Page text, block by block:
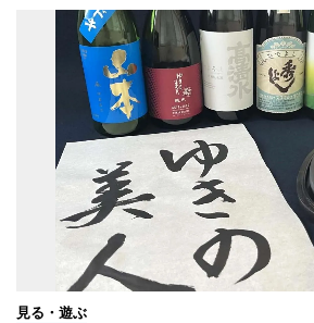
見る・遊ぶ